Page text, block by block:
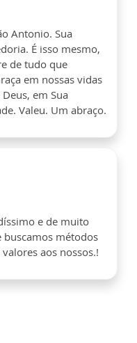
Antonio. Sua
É isso mesmo,
de tudo que
em nossas vidas
em Sua
Valeu. Um abraço.
e de muito
buscamos métodos
aos nossos.!